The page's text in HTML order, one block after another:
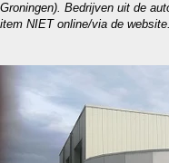
Groningen). Bedrijven uit de
item NIET online/via de